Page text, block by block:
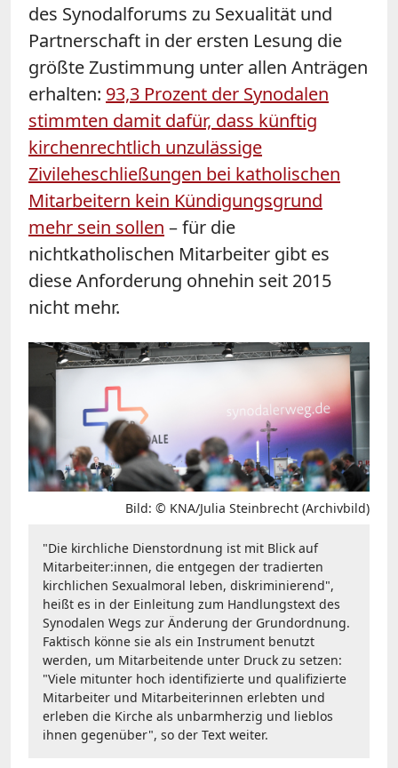
des Synodalforums zu Sexualität und
Partnerschaft in der ersten Lesung die
größte Zustimmung unter allen Anträgen
erhalten: 93,3 Prozent der Synodalen
stimmten damit dafür, dass künftig
kirchenrechtlich unzulässige
Zivileheschließungen bei katholischen
Mitarbeitern kein Kündigungsgrund
mehr sein sollen – für die
nichtkatholischen Mitarbeiter gibt es
diese Anforderung ohnehin seit 2015
nicht mehr.
Bild: © KNA/Julia Steinbrecht (Archivbild)
"Die kirchliche Dienstordnung ist mit Blick auf
Mitarbeiter:innen, die entgegen der tradierten
kirchlichen Sexualmoral leben, diskriminierend",
heißt es in der Einleitung zum Handlungstext des
Synodalen Wegs zur Änderung der Grundordnung.
Faktisch könne sie als ein Instrument benutzt
werden, um Mitarbeitende unter Druck zu setzen:
"Viele mitunter hoch identifizierte und qualifizierte
Mitarbeiter und Mitarbeiterinnen erlebten und
erleben die Kirche als unbarmherzig und lieblos
ihnen gegenüber", so der Text weiter.